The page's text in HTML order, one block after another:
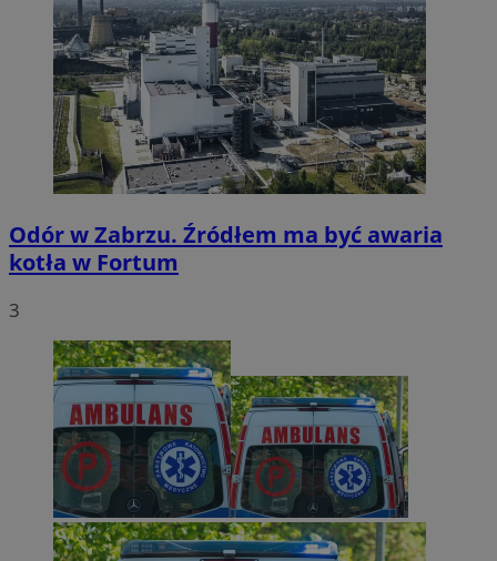
Odór w Zabrzu. Źródłem ma być awaria
kotła w Fortum
3